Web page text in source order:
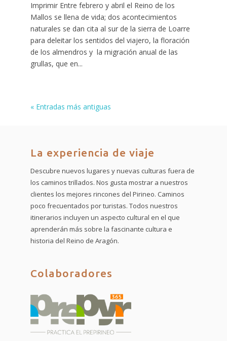
Imprimir Entre febrero y abril el Reino de los
Mallos se llena de vida; dos acontecimientos
naturales se dan cita al sur de la sierra de Loarre
para deleitar los sentidos del viajero, la floración
de los almendros y la migración anual de las
grullas, que en...
« Entradas más antiguas
La experiencia de viaje
Descubre nuevos lugares y nuevas culturas fuera de
los caminos trillados. Nos gusta mostrar a nuestros
clientes los mejores rincones del Pirineo. Caminos
poco frecuentados por turistas. Todos nuestros
itinerarios incluyen un aspecto cultural en el que
aprenderán más sobre la fascinante cultura e
historia del Reino de Aragón.
Colaboradores